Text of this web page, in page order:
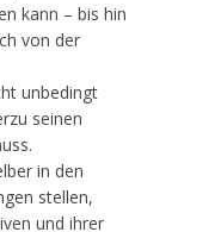
kann – bis hin
von der
unbedingt
seinen
in den
stellen,
und ihrer